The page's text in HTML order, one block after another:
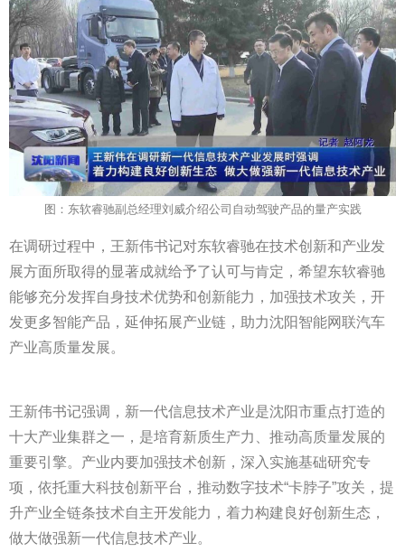
图：东软睿驰副总经理刘威介绍公司自动驾驶产品的量产实践
在调研过程中，王新伟书记对东软睿驰在技术创新和产业发
展方面所取得的显著成就给予了认可与肯定，希望东软睿驰
能够充分发挥自身技术优势和创新能力，加强技术攻关，开
发更多智能产品，延伸拓展产业链，助力沈阳智能网联汽车
产业高质量发展。
王新伟书记强调，新一代信息技术产业是沈阳市重点打造的
十大产业集群之一，是培育新质生产力、推动高质量发展的
重要引擎。产业内要加强技术创新，深入实施基础研究专
项，依托重大科技创新平台，推动数字技术“卡脖子”攻关，提
升产业全链条技术自主开发能力，着力构建良好创新生态，
做大做强新一代信息技术产业。